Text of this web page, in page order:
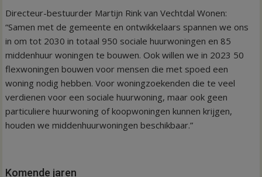
Directeur-bestuurder Martijn Rink van Vechtdal Wonen:
“Samen met de gemeente en ontwikkelaars spannen we ons
in om tot 2030 in totaal 950 sociale huurwoningen en 85
middenhuur woningen te bouwen. Ook willen we in 2023 50
flexwoningen bouwen voor mensen die met spoed een
woning nodig hebben. Voor woningzoekenden die te veel
verdienen voor een sociale huurwoning, maar ook geen
particuliere huurwoning of koopwoningen kunnen krijgen,
houden we middenhuurwoningen beschikbaar.”
Komende jaren